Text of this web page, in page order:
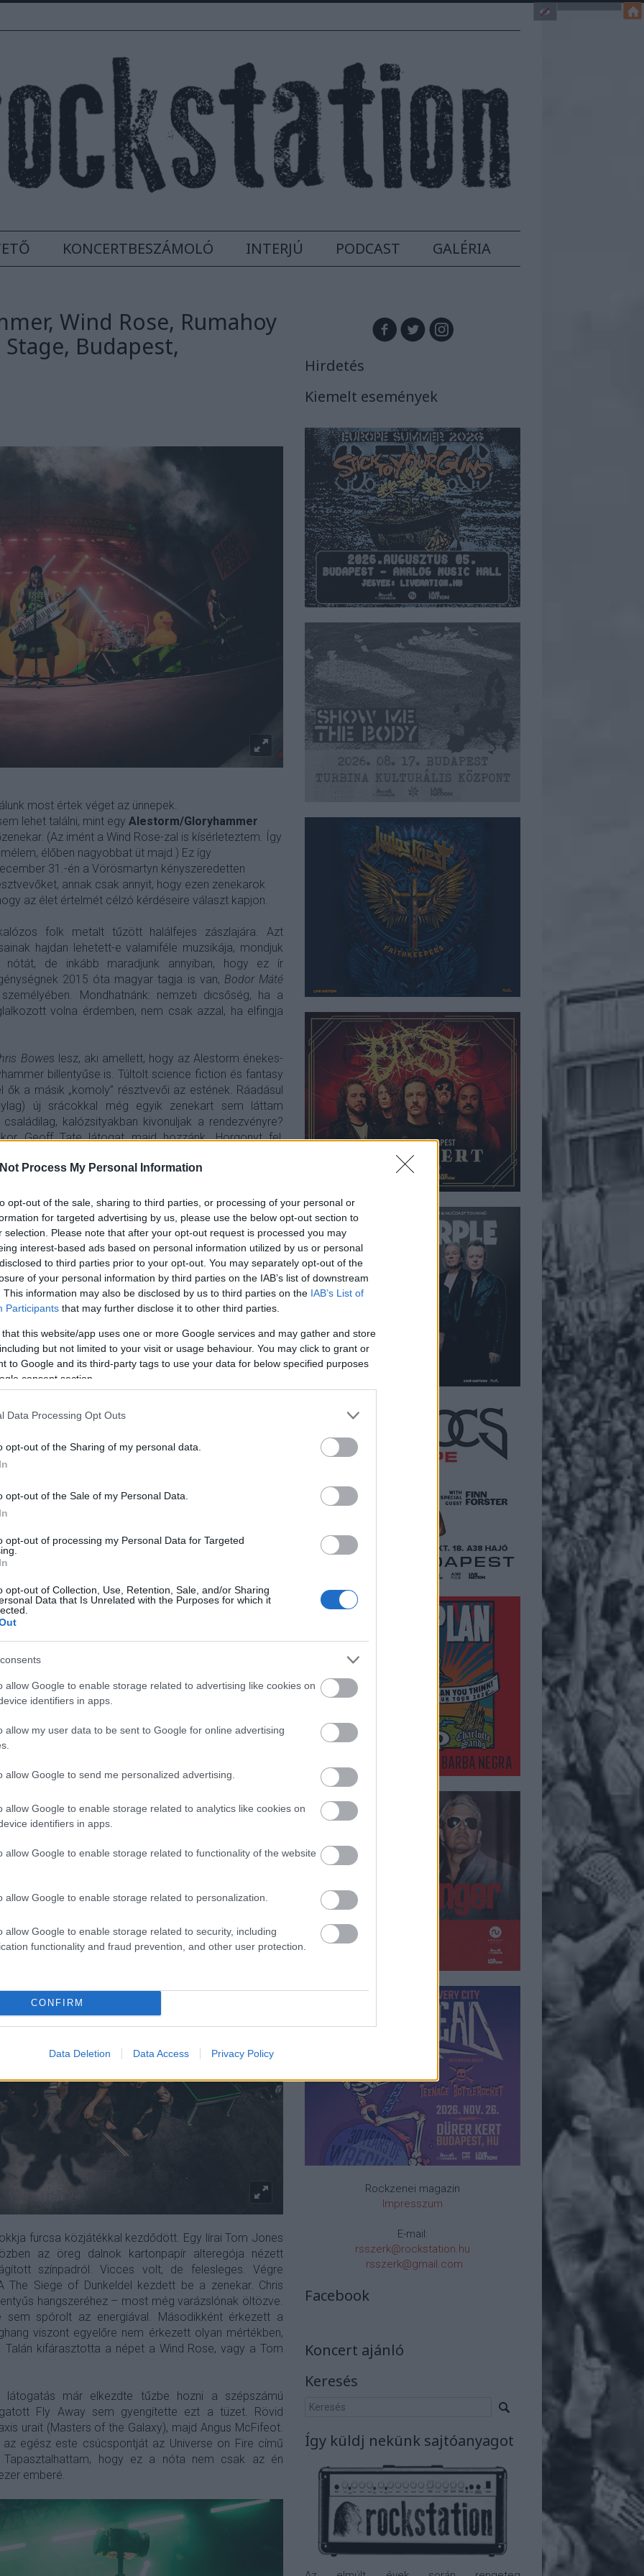
Process My Personal Information
opt-out of the sale, sharing to third parties, or processing of your personal or
for targeted advertising by us, please use the below opt-out section to
selection. Please note that after your opt-out request is processed you may
interest-based ads based on personal information utilized by us or personal
to third parties prior to your opt-out. You may separately opt-out of the
of your personal information by third parties on the IAB’s list of downstream
This information may also be disclosed by us to third parties on the IAB’s List of
Participants that may further disclose it to other third parties.
that this website/app uses one or more Google services and may gather and store
but not limited to your visit or usage behaviour. You may click to grant or
to Google and its third-party tags to use your data for below specified purposes
consent section.
Data Processing Opt Outs
opt-out of the Sharing of my personal data.
opt-out of the Sale of my Personal Data.
opt-out of processing my Personal Data for Targeted
opt-out of Collection, Use, Retention, Sale, and/or Sharing
Data that Is Unrelated with the Purposes for which it
allow Google to enable storage related to advertising like cookies on
identifiers in apps.
allow my user data to be sent to Google for online advertising
allow Google to send me personalized advertising.
allow Google to enable storage related to analytics like cookies on
identifiers in apps.
allow Google to enable storage related to functionality of the website
allow Google to enable storage related to personalization.
allow Google to enable storage related to security, including
functionality and fraud prevention, and other user protection.
CONFIRM
Data Deletion Data Access Privacy Policy
KONCERTBESZÁMOLÓ INTERJÚ PODCAST GALÉRIA
Wind Rose, Rumahoy
Budapest,
most értek véget az ünnepek.
lehet találni, mint egy Alestorm/Gloryhammer
(Az imént a Wind Rose-zal is kísérleteztem. Így
élőben nagyobbat üt majd.) Ez így
31.-én a Vörösmartyn kényszeredetten
annak csak annyit, hogy ezen zenekarok
az élet értelmét célzó kérdéseire választ kapjon.
folk metalt tűzött halálfejes zászlajára. Azt
hajdan lehetett-e valamiféle muzsikája, mondjuk
de inkább maradjunk annyiban, hogy ez ír
2015 óta magyar tagja is van, Bodor Máté
Mondhatnánk: nemzeti dicsőség, ha a
volna érdemben, nem csak azzal, ha elfingja
Bowes lesz, aki amellett, hogy az Alestorm énekes-
billentyűse is. Túltolt science fiction és fantasy
a másik „komoly” résztvevői az estének. Ráadásul
új srácokkal még egyik zenekart sem láttam
kalózsityakban kivonuljak a rendezvényre?
Geoff Tate látogat majd hozzánk. Horgonyt fel,
kommentek, miközben eltűntek az „eladnék"
száz méteres sor a teltház egyértelmű jele volt. A
de aRumahoyprodukciójának elejét így is ruhatári
szempontjából hiányzik nekem az eredeti Barba
csepeli „sátor" vagy másfélszer annyi rajongót képes
is következtetni lehetett volna a (szintén)
Hátul a led falon egy majom tankóharmonikált, még
közös gyermekei lettek volna sí maszkban,
volt. Mintha a 80-as, 90-es évek disco-technóját
egy „űrlény" is beszaladt a színpadra, a
Hogy miért éppen egy Erdei partyról
mint az űrlények (nem) létezése. Mivel Rumahoyék
ösvényen járnak, lehetséges, hogy ezzel az örök
alapozóként viszont nagyon beváltak ezen az
ahogy várható volt, élőben jobban hasított. A
őket az amúgyis bazi hosszú programból. A hiba
hogy többen feszítettek a zenekar nevét hirdető
Az olaszok Budapesten uszkve negyven percen
furcsa közjátékkal kezdődött. Egy lírai Tom Jones
az öreg dalnok kartonpapír alteregója nézett
színpadról. Vicces volt, de felesleges. Végre
Siege of Dunkeldel kezdett be a zenekar. Chris
hangszeréhez – most még varázslónak öltözve.
sem spórolt az energiával. Másodikként érkezett a
viszont egyelőre nem érkezett olyan mértékben,
kifárasztotta a népet a Wind Rose, vagy a Tom
már elkezdte tűzbe hozni a szépszámú
Fly Away sem gyengítette ezt a tüzet. Rövid
urait (Masters of the Galaxy), majd Angus McFifeot.
egész este csúcspontját az Universe on Fire című
Tapasztalhattam, hogy ez a nóta nem csak az én
emberé.
Hirdetés
Kiemelt események
Rockzenei magazin
Impresszum
E-mail:
rsszerk@rockstation.hu
rsszerk@gmail.com
Facebook
Koncert ajánló
Keresés
Így küldj nekünk sajtóanyagot